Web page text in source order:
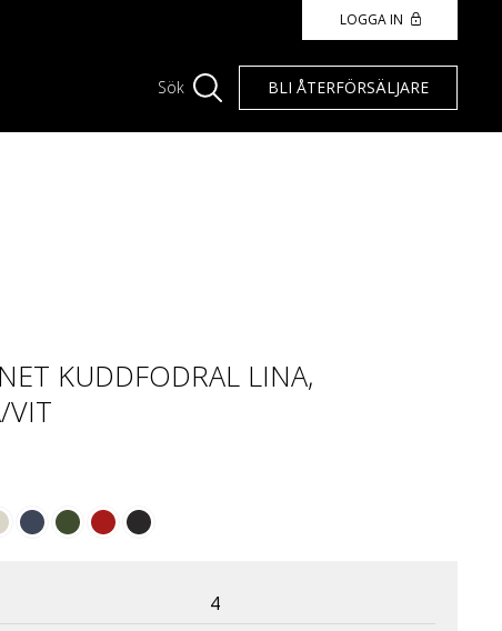
LOGGA IN
Sök BLI ÅTERFÖRSÄLJARE
KUDDFODRAL LINA,
VIT
4